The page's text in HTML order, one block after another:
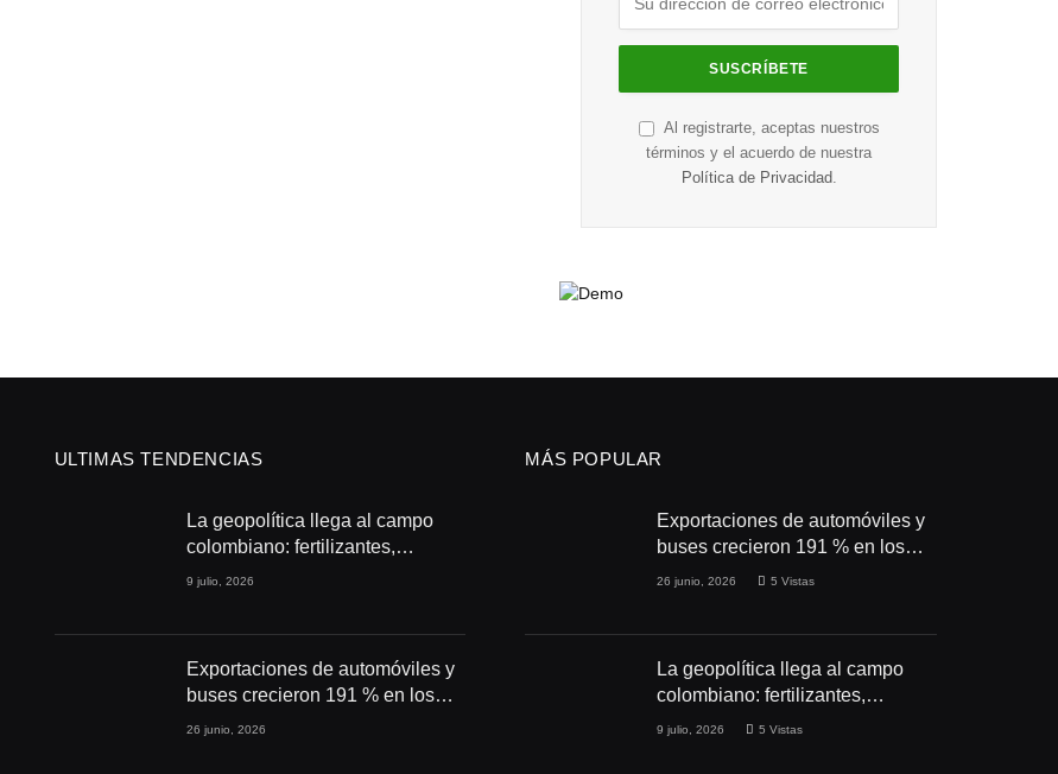
Al registrarte, aceptas nuestros
términos y el acuerdo de nuestra
Política de Privacidad
ULTIMAS TENDENCIAS
La geopolítica llega al campo
colombiano: fertilizantes,
conflictos y seguridad
9 julio, 2026
Exportaciones de automóviles y
buses crecieron 191 % en los
primeros cuatro meses de 2026
26 junio, 2026
MÁS POPULAR
Exportaciones de automóviles y
buses crecieron 191 % en los
primeros cuatro meses de 2026
26 junio, 2026 5Vistas
La geopolítica llega al campo
colombiano: fertilizantes,
conflictos y seguridad
9 julio, 2026 5Vistas